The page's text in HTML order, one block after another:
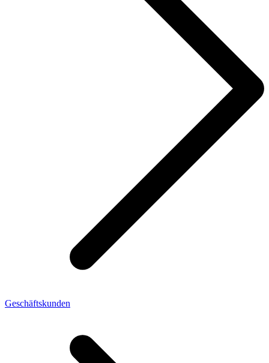
Geschäftskunden